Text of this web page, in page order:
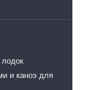
лодок
и каноэ для